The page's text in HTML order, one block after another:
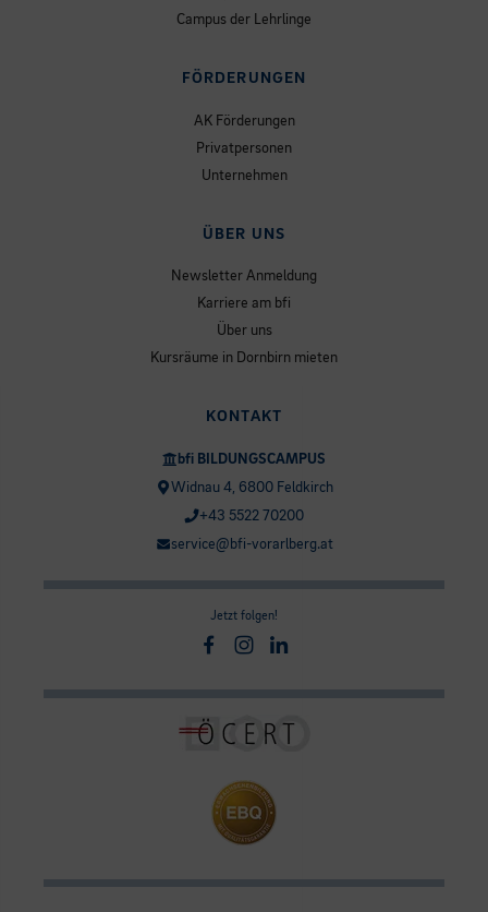
Campus der Lehrlinge
FÖRDERUNGEN
AK Förderungen
Privatpersonen
Unternehmen
ÜBER UNS
Newsletter Anmeldung
Karriere am bfi
Über uns
Kursräume in Dornbirn mieten
KONTAKT
bfi BILDUNGSCAMPUS
Widnau 4, 6800 Feldkirch
+43 5522 70200
service@bfi-vorarlberg.at
Jetzt folgen!
Facebook
Instagram
Linkedin